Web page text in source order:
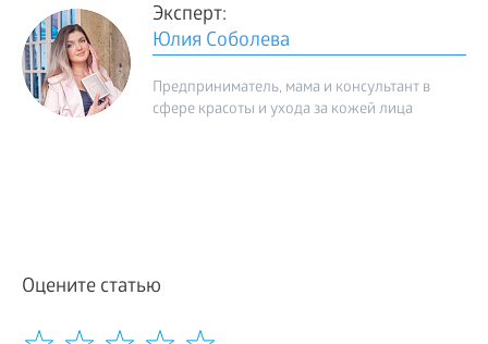
Эксперт:
Юлия Соболева
Предприниматель, мама и консультант в
сфере красоты и ухода за кожей лица
Оцените статью